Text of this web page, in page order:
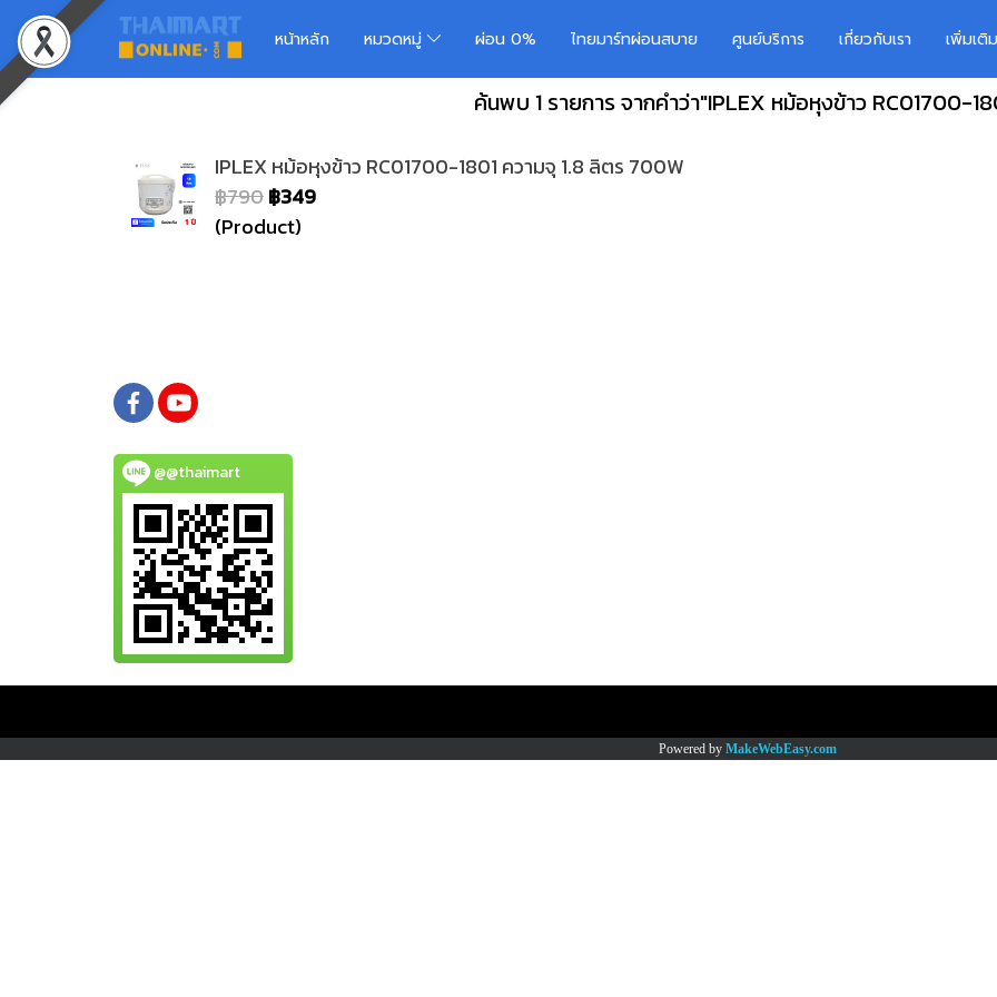
หน้าหลัก หมวดหมู่ ผ่อน 0% ไทยมาร์ทผ่อนสบาย ศูนย์บริการ เกี่ยวกับเรา เพิ่มเติม
ค้นพบ 1 รายการ จากคำว่า"IPLEX หม้อหุงข้าว RC01700-
IPLEX หม้อหุงข้าว RC01700-1801 ความจุ 1.8 ลิตร 700W
฿790฿349
(Product)
@@thaimart
Powered by MakeWebEasy.com